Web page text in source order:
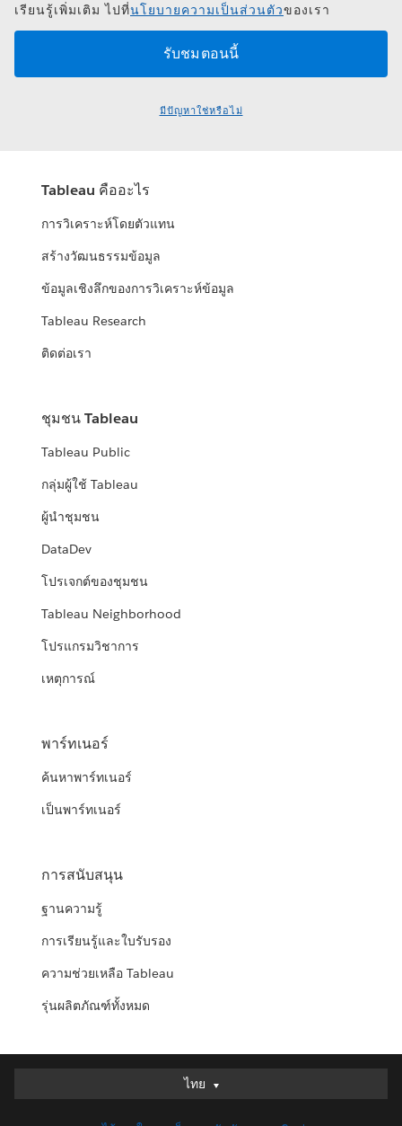
เรียนรู้เพิ่มเติม ไปที่นโยบายความเป็นส่วนตัวของเรา
มีปัญหาใช่หรือไม่
Tableau คืออะไร
การวิเคราะห์โดยตัวแทน
สร้างวัฒนธรรมข้อมูล
ข้อมูลเชิงลึกของการวิเคราะห์ข้อมูล
Tableau Research
ติดต่อเรา
ชุมชน Tableau
Tableau Public
กลุ่มผู้ใช้ Tableau
ผู้นำชุมชน
DataDev
โปรเจกต์ของชุมชน
Tableau Neighborhood
โปรแกรมวิชาการ
เหตุการณ์
พาร์ทเนอร์
ค้นหาพาร์ทเนอร์
เป็นพาร์ทเนอร์
การสนับสนุน
ฐานความรู้
การเรียนรู้และใบรับรอง
ความช่วยเหลือ Tableau
รุ่นผลิตภัณฑ์ทั้งหมด
ไทย
ไทย